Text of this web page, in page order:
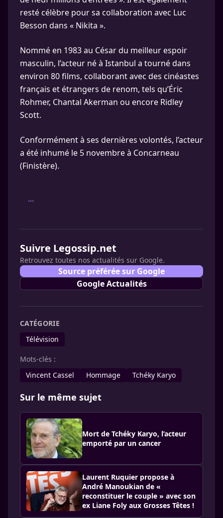
resté célèbre pour sa collaboration avec Luc
Besson dans « Nikita ».
Nommé en 1983 au César du meilleur espoir
masculin, l’acteur né à Istanbul a tourné dans
environ 80 films, collaborant avec des cinéastes
français et étrangers de renom, tels qu’Éric
Rohmer, Chantal Akerman ou encore Ridley
Scott.
Conformément à ses dernières volontés, l’acteur
a été inhumé le 5 novembre à Concarneau
(Finistère).
...
Suivre Legossip.net
Retrouvez toutes nos actualités sur Google.
Source préférée sur Google
Google Actualités
CATÉGORIE
Télévision
Mots-clés :
Vincent Cassel
Hommage Tchéky Karyo
Sur le même sujet
Mort de Tchéky Karyo, l’acteur
emporté par un cancer
Laurent Ruquier propose à
André Manoukian de «
reconstituer le couple » avec son
ex Liane Foly aux Grosses Têtes !